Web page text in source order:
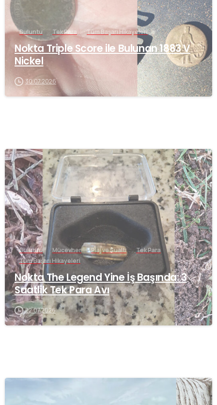
Buluntu Tek Para Tüm Başarı Hikayeleri
Nokta Triple Score ile Bulunan 1883 V
Nickel
30.07.2026
-
Buluntu Mücevher Plaj ve Sualtı
Tek Para
Tüm Başarı Hikayeleri
Nokta The Legend Yine İş Başında: 3
Saatlik Tek Para Avı
22.07.2026
-